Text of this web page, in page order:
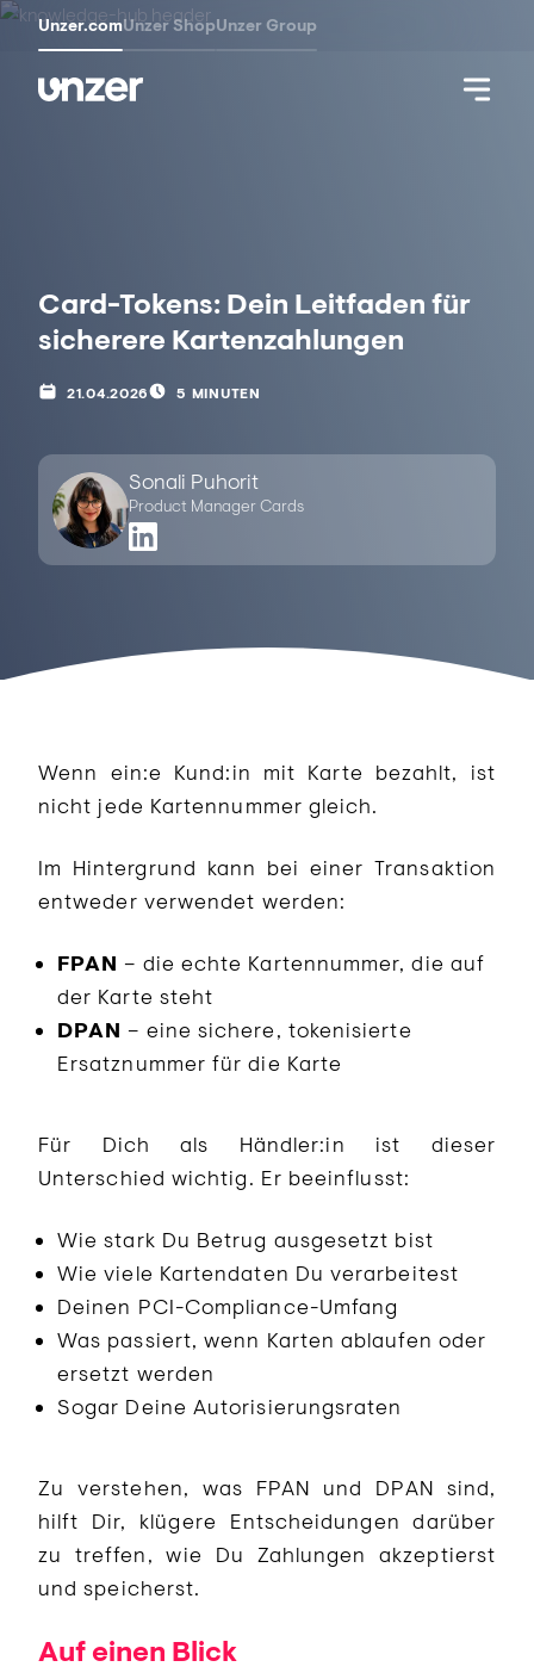
Unzer.comUnzer ShopUnzer Group
Card-Tokens: Dein Leitfaden für
sicherere Kartenzahlungen
21.04.2026 5 MINUTEN
Sonali Puhorit
Product Manager Cards
Wenn ein:e Kund:in mit Karte bezahlt, ist
nicht jede Kartennummer gleich.
Im Hintergrund kann bei einer Transaktion
entweder verwendet werden:
FPAN – die echte Kartennummer, die auf
der Karte steht
DPAN – eine sichere, tokenisierte
Ersatznummer für die Karte
Für Dich als Händler:in ist dieser
Unterschied wichtig. Er beeinflusst:
Wie stark Du Betrug ausgesetzt bist
Wie viele Kartendaten Du verarbeitest
Deinen PCI-Compliance-Umfang
Was passiert, wenn Karten ablaufen oder
ersetzt werden
Sogar Deine Autorisierungsraten
Zu verstehen, was FPAN und DPAN sind,
hilft Dir, klügere Entscheidungen darüber
zu treffen, wie Du Zahlungen akzeptierst
und speicherst.
Auf einen Blick